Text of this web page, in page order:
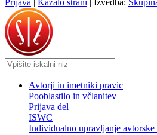
Prijava | Kazalo strani | Izvedba:
Avtorji in imetniki pravic
Pooblastilo in včlanitev
Prijava del
ISWC
Individualno upravljanje avtorske